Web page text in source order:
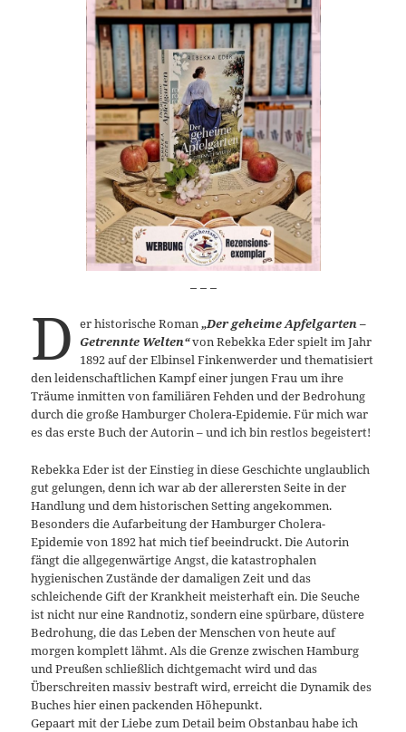
D er historische Roman„Der geheime Apfelgarten –
Getrennte Welten“von Rebekka Eder spielt im Jahr
1892 auf der Elbinsel Finkenwerder und thematisiert
den leidenschaftlichen Kampf einer jungen Frau um ihre
Träume inmitten von familiären Fehden und der Bedrohung
durch die große Hamburger Cholera-Epidemie. Für mich war
es das erste Buch der Autorin – und ich bin restlos begeistert!
Rebekka Eder ist der Einstieg in diese Geschichte unglaublich
gut gelungen, denn ich war ab der allerersten Seite in der
Handlung und dem historischen Setting angekommen.
Besonders die Aufarbeitung der Hamburger Cholera-
Epidemie von 1892 hat mich tief beeindruckt. Die Autorin
fängt die allgegenwärtige Angst, die katastrophalen
hygienischen Zustände der damaligen Zeit und das
schleichende Gift der Krankheit meisterhaft ein. Die Seuche
ist nicht nur eine Randnotiz, sondern eine spürbare, düstere
Bedrohung, die das Leben der Menschen von heute auf
morgen komplett lähmt. Als die Grenze zwischen Hamburg
und Preußen schließlich dichtgemacht wird und das
Überschreiten massiv bestraft wird, erreicht die Dynamik des
Buches hier einen packenden Höhepunkt.
Gepaart mit der Liebe zum Detail beim Obstanbau habe ich